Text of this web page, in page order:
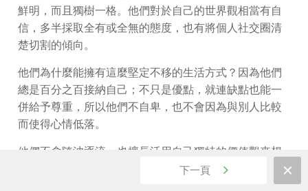
鮮明，而且獨樹一格。他們對於自己的世界觀相當有自
信，多半採取全有或全無的態度，也有將個人社交圈清
楚切割的傾向。
他們為什麼能擁有這麼堅定不移的生活方式？因為他們
總是百分之百接納自己；不只是優點，就連缺點也能一
併給予尊重，所以他們不自卑，也不會因為與別人比較
而使得心情低落。
他們不會隨波逐流，也擅長活用自己獨特的價值觀來想
像和創造新的事物，因此，這樣的人也具備帶領他人的
下一頁